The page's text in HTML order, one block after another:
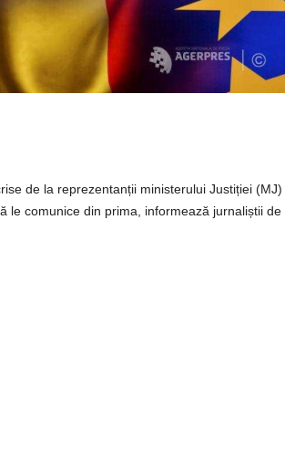
de la reprezentanții ministerului Justiției (MJ)
le comunice din prima, informează jurnaliștii de